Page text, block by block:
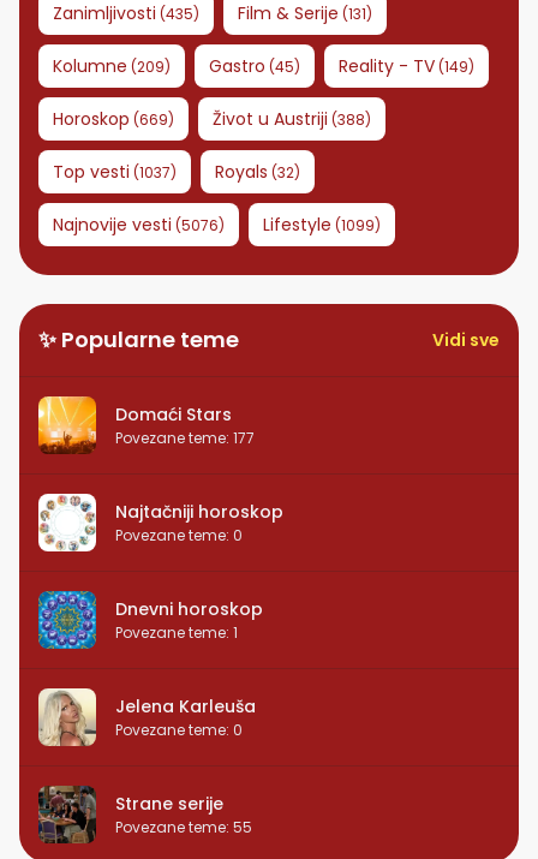
Zanimljivosti (435) Film & Serije (131)
Kolumne (209) Gastro (45) Reality - TV(149)
Horoskop (669) Život u Austriji (388)
Top vesti (1037) Royals (32)
Najnovije vesti (5076) Lifestyle (1099)
✨ Popularne teme Vidi sve
Domaći Stars
Povezane teme: 177
Najtačniji horoskop
Povezane teme: 0
Dnevni horoskop
Povezane teme: 1
Jelena Karleuša
Povezane teme: 0
Strane serije
Povezane teme: 55